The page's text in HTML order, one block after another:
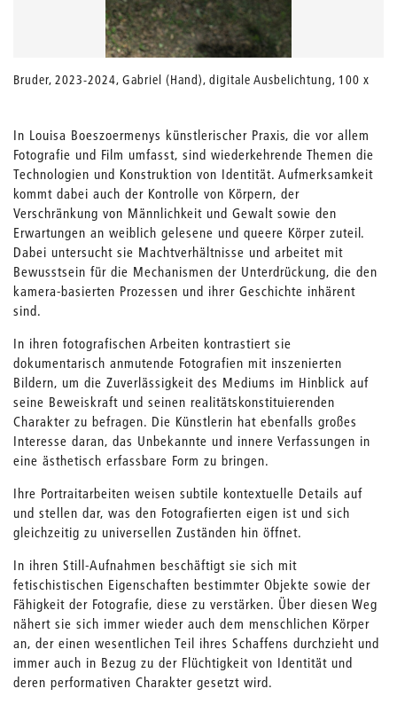
Bruder, 2023-2024, Gabriel (Hand), digitale Ausbelichtung, 100 x
In Louisa Boeszoermenys künstlerischer Praxis, die vor allem
Fotografie und Film umfasst, sind wiederkehrende Themen die
Technologien und Konstruktion von Identität. Aufmerksamkeit
kommt dabei auch der Kontrolle von Körpern, der
Verschränkung von Männlichkeit und Gewalt sowie den
Erwartungen an weiblich gelesene und queere Körper zuteil.
Dabei untersucht sie Machtverhältnisse und arbeitet mit
Bewusstsein für die Mechanismen der Unterdrückung, die den
kamera-basierten Prozessen und ihrer Geschichte inhärent
sind.
In ihren fotografischen Arbeiten kontrastiert sie
dokumentarisch anmutende Fotografien mit inszenierten
Bildern, um die Zuverlässigkeit des Mediums im Hinblick auf
seine Beweiskraft und seinen realitätskonstituierenden
Charakter zu befragen. Die Künstlerin hat ebenfalls großes
Interesse daran, das Unbekannte und innere Verfassungen in
eine ästhetisch erfassbare Form zu bringen.
Ihre Portraitarbeiten weisen subtile kontextuelle Details auf
und stellen dar, was den Fotografierten eigen ist und sich
gleichzeitig zu universellen Zuständen hin öffnet.
In ihren Still-Aufnahmen beschäftigt sie sich mit
fetischistischen Eigenschaften bestimmter Objekte sowie der
Fähigkeit der Fotografie, diese zu verstärken. Über diesen Weg
nähert sie sich immer wieder auch dem menschlichen Körper
an, der einen wesentlichen Teil ihres Schaffens durchzieht und
immer auch in Bezug zu der Flüchtigkeit von Identität und
deren performativen Charakter gesetzt wird.